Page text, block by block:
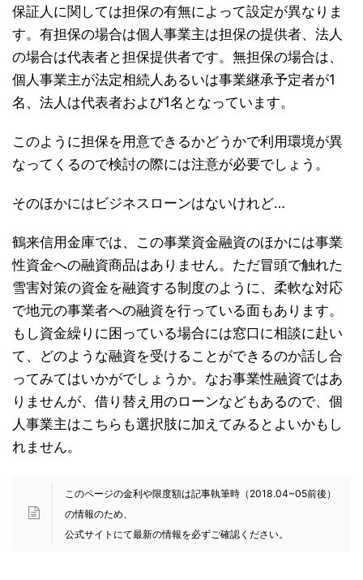
保証人に関しては担保の有無によって設定が異なりま
す。有担保の場合は個人事業主は担保の提供者、法人
の場合は代表者と担保提供者です。無担保の場合は、
個人事業主が法定相続人あるいは事業継承予定者が1
名、法人は代表者および1名となっています。
このように担保を用意できるかどうかで利用環境が異
なってくるので検討の際には注意が必要でしょう。
そのほかにはビジネスローンはないけれど…
鶴来信用金庫では、この事業資金融資のほかには事業
性資金への融資商品はありません。ただ冒頭で触れた
雪害対策の資金を融資する制度のように、柔軟な対応
で地元の事業者への融資を行っている面もあります。
もし資金繰りに困っている場合には窓口に相談に赴い
て、どのような融資を受けることができるのか話し合
ってみてはいかがでしょうか。なお事業性融資ではあ
りませんが、借り替え用のローンなどもあるので、個
人事業主はこちらも選択肢に加えてみるとよいかもし
れません。
このページの金利や限度額は記事執筆時（2018.04~05前後）
の情報のため、
公式サイトにて最新の情報を必ずご確認ください。